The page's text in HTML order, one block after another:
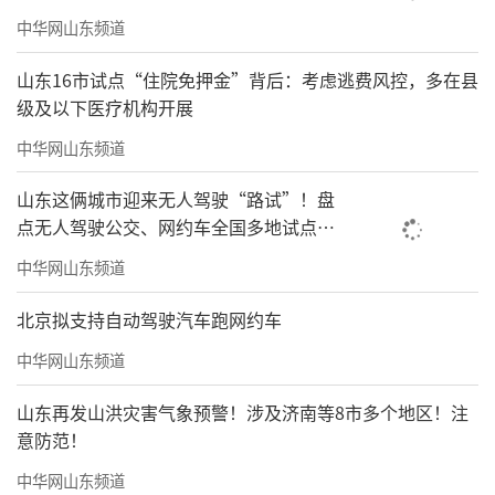
中华网山东频道
山东16市试点“住院免押金”背后：考虑逃费风控，多在县
级及以下医疗机构开展
中华网山东频道
山东这俩城市迎来无人驾驶“路试”！盘
点无人驾驶公交、网约车全国多地试点之
路
中华网山东频道
北京拟支持自动驾驶汽车跑网约车
中华网山东频道
山东再发山洪灾害气象预警！涉及济南等8市多个地区！注
意防范！
中华网山东频道